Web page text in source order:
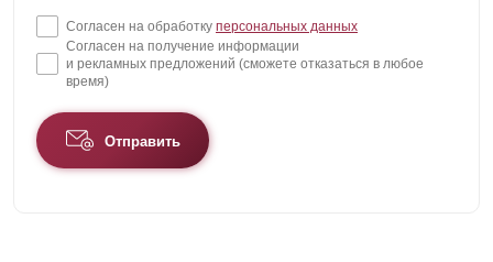
Согласен на обработку персональных данных
Согласен на получение информации
и рекламных предложений (сможете отказаться в любое
время)
Отправить